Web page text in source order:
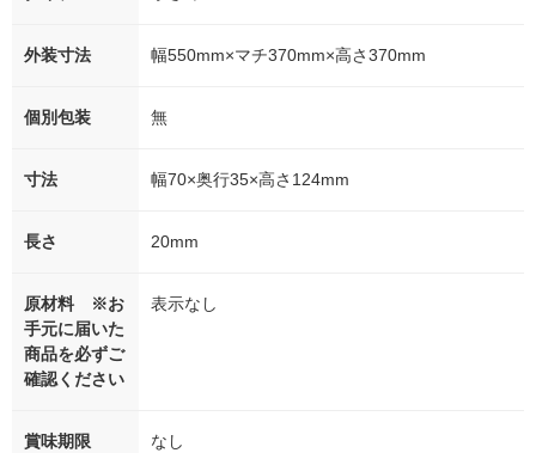
外装寸法 幅550mm×マチ370mm×高さ370mm
個別包装 無
寸法 幅70×奥行35×高さ124mm
長さ 20mm
原材料 ※お
手元に届いた
商品を必ずご
確認ください
表示なし
賞味期限 なし